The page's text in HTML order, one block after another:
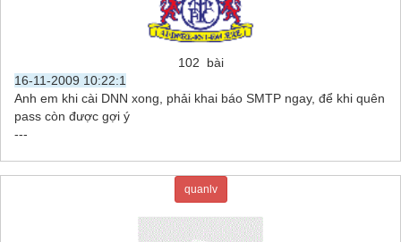
102 bài
16-11-2009 10:22:1
Anh em khi cài DNN xong, phải khai báo SMTP ngay, để khi quên
pass còn được gợi ý
---
quanlv